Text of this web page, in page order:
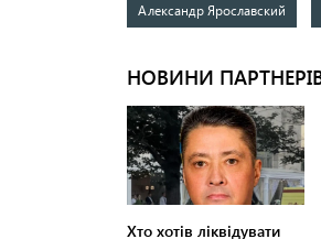
Александр Ярославский